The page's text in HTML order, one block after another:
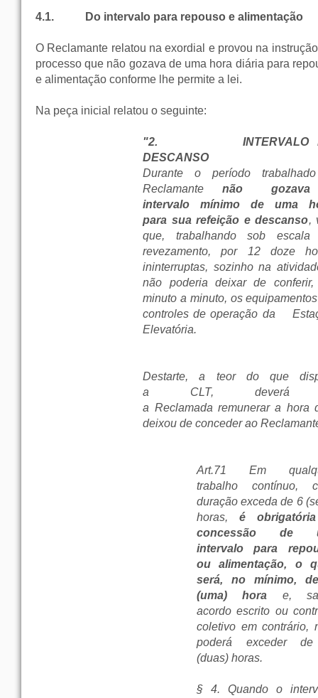
4.1. Do intervalo para repouso e alimentação
O Reclamante relatou na exordial e provou na
processo que não gozava de uma hora diária para
e alimentação conforme lhe permite a lei.
Na peça inicial relatou o seguinte:
"2. INTERVALO
DESCANSO
Durante o período
Reclamante
não gozava
intervalo mínimo de uma
para sua refeição e descanso,
que, trabalhando sob escala
revezamento, por 12 doze
ininterruptas, sozinho na
não poderia deixar de
minuto a minuto, os
controles de operação da
Elevatória.
Destarte, a teor do que
a CLT, deverá
a Reclamada remunerar a hora
deixou de conceder ao
Art.71 Em
trabalho contínuo,
duração exceda de 6
horas, é
concessão de
intervalo para
ou alimentação, o
será, no mínimo,
(uma) hora e,
acordo escrito ou
coletivo em contrário,
poderá exceder
(duas) horas.
§ 4. Quando o